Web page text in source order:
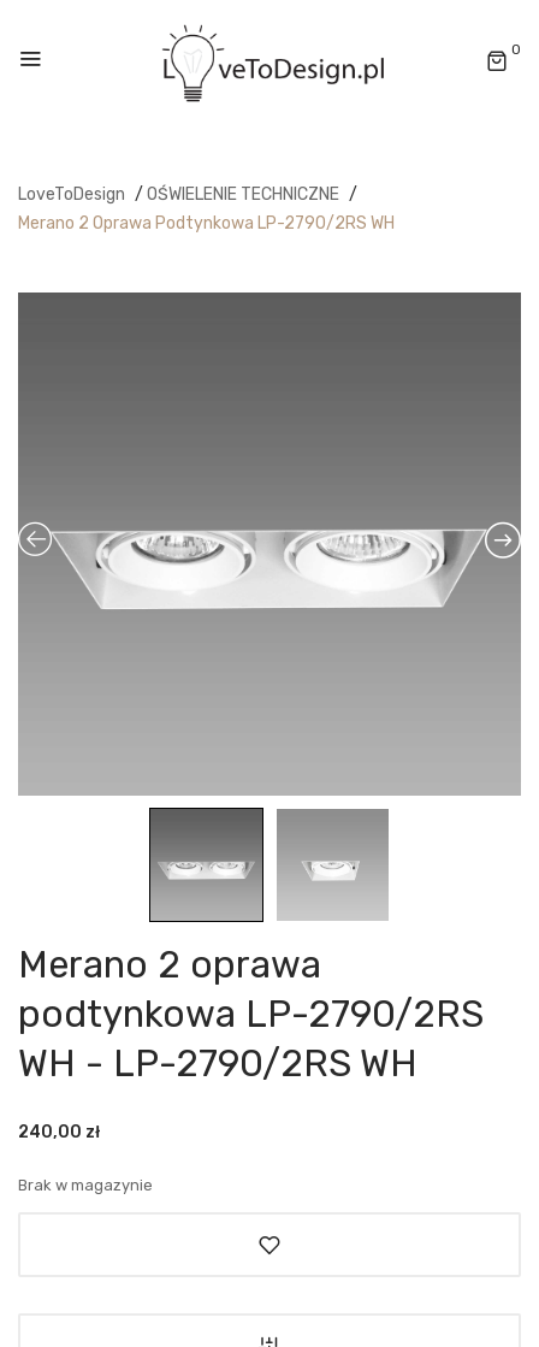
0
LoveToDesign / OŚWIELENIE TECHNICZNE /
Merano 2 Oprawa Podtynkowa LP-2790/2RS WH
Merano 2 oprawa
podtynkowa LP-2790/2RS
WH - LP-2790/2RS WH
240,00 zł
Brak w magazynie